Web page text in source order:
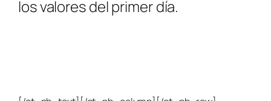
los valores del primer día.